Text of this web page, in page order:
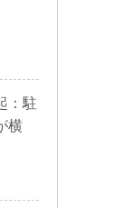
：駐
横